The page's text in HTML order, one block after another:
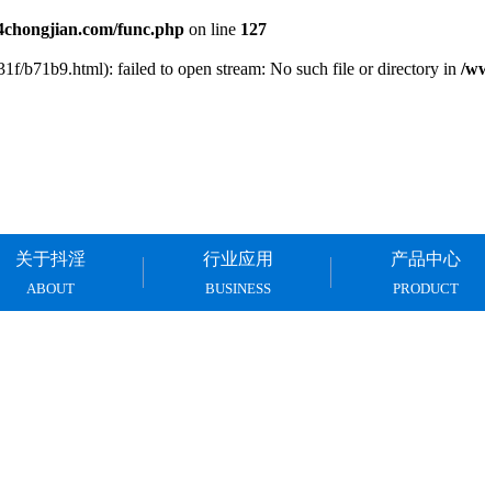
func.php on line 127
b71b9.html): failed to open stream: No such file or directory in /
关于抖淫
ABOUT
行业应用
BUSINESS
产品中心
PRODUCT